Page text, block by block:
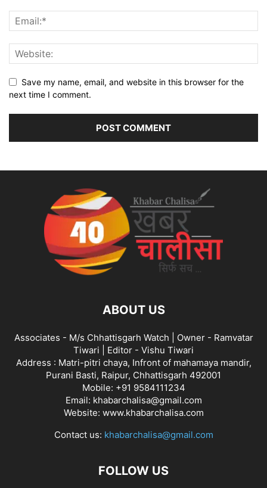
Save my name, email, and website in this browser for the
next time I comment.
ABOUT US
Associates - M/s Chhattisgarh Watch | Owner - Ramvatar
Tiwari | Editor - Vishu Tiwari
Address : Matri-pitri chaya, Infront of mahamaya mandir,
Purani Basti, Raipur, Chhattisgarh 492001
Mobile: +91 9584111234
Email: khabarchalisa@gmail.com
Website: www.khabarchalisa.com
Contact us: khabarchalisa@gmail.com
FOLLOW US